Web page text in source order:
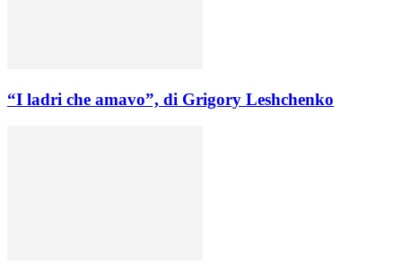
“I ladri che amavo”, di Grigory Leshchenko